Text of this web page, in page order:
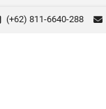
(+62) 811-6640-288